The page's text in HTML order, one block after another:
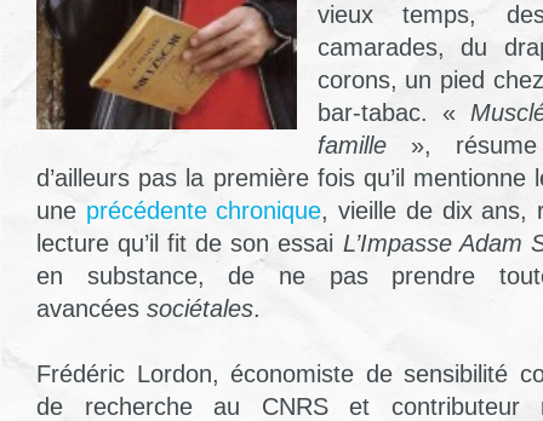
vieux temps,
camarades, du
corons, un pied
bar-tabac. «
famille», résume
d’ailleurs pas la première fois qu’il
une précédente chronique, vieille de dix ans,
lecture qu’il fit de son essai L’Impasse
en substance, de ne pas prendre
avancées sociétales.
Frédéric Lordon, économiste de sensibilité
de recherche au CNRS et